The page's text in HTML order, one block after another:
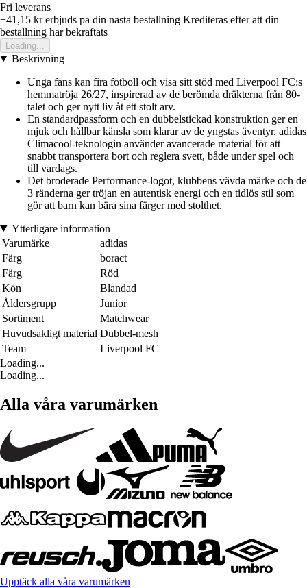
Fri leverans
+41,15 krerbjuds pa din nasta bestallning Krediteras efter att din
bestallning har bekraftats
Loading...
Beskrivning
Unga fans kan fira fotboll och visa sitt stöd med Liverpool FC:s
hemmatröja 26/27, inspirerad av de berömda dräkterna från 80-
talet och ger nytt liv åt ett stolt arv.
En standardpassform och en dubbelstickad konstruktion ger en
mjuk och hållbar känsla som klarar av de yngstas äventyr. adidas
Climacool-teknologin använder avancerade material för att
snabbt transportera bort och reglera svett, både under spel och
till vardags.
Det broderade Performance-logot, klubbens vävda märke och de
3 ränderna ger tröjan en autentisk energi och en tidlös stil som
gör att barn kan bära sina färger med stolthet.
Ytterligare information
Varumärke
adidas
Färg
boract
Färg
Röd
Kön
Blandad
Åldersgrupp
Junior
Sortiment
Matchwear
Huvudsakligt material Dubbel-mesh
Team
Liverpool FC
Loading...
Loading...
Alla våra varumärken
Upptäck alla våra varumärken